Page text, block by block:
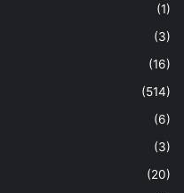
(1)
(3)
(16)
(514)
(6)
(3)
(20)